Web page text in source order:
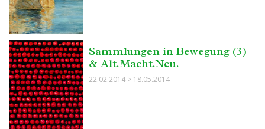
Sammlungen in Bewegung (3)
& Alt.Macht.Neu.
22.02.2014 > 18.05.2014